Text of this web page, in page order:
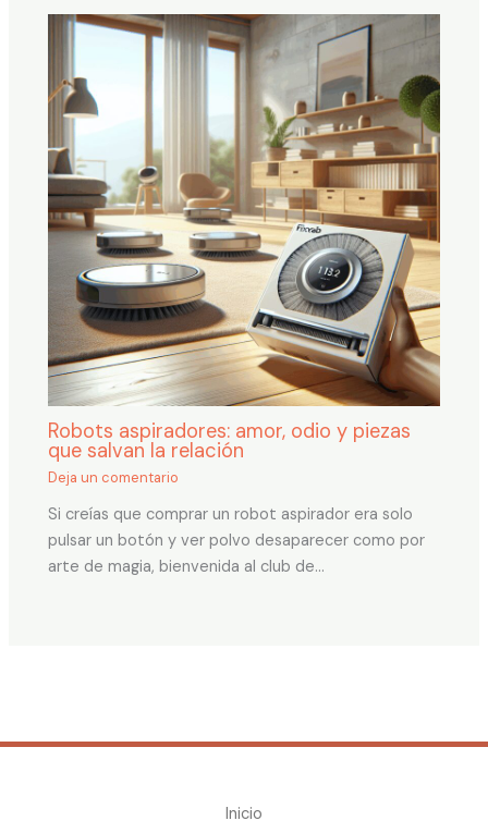
Robots aspiradores: amor, odio y piezas
que salvan la relación
Deja un comentario
Si creías que comprar un robot aspirador era solo
pulsar un botón y ver polvo desaparecer como por
arte de magia, bienvenida al club de…
Inicio